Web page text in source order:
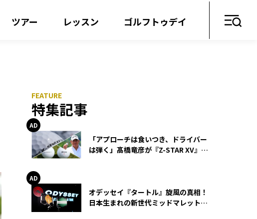
ツアー レッスン ゴルフトゥデイ
特集記事
「アプローチは食いつき、ドライバー
は弾く」髙橋竜彦が『Z-STAR XV』を
オデッセイ『タートル』旋風の真相！
日本生まれの新世代ミッドマレットが